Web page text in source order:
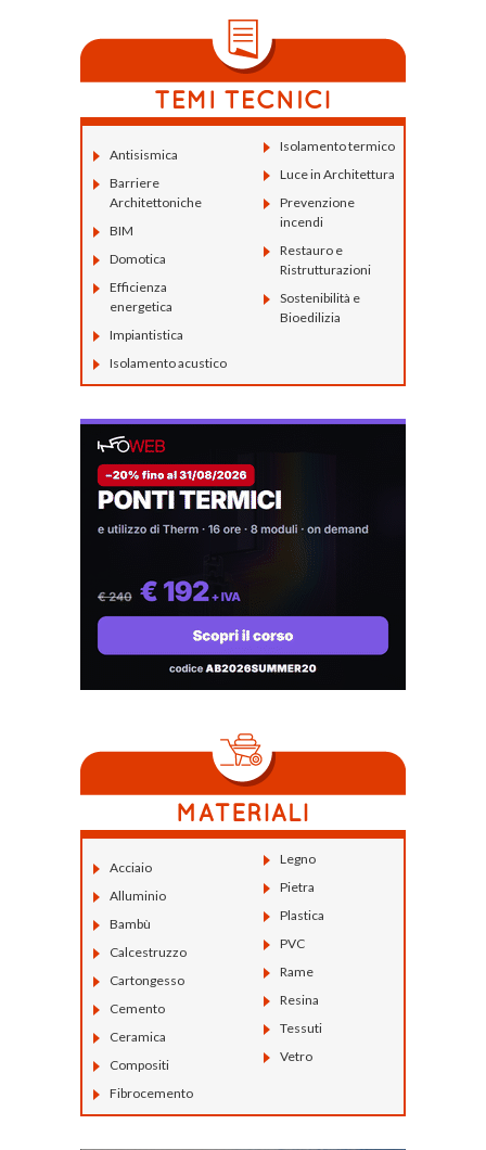
Antisismica
Barriere
Architettoniche
BIM
Domotica
Efficienza
energetica
Impiantistica
Isolamento acustico
Isolamento termico
Luce in Architettura
Prevenzione
incendi
Restauro e
Ristrutturazioni
Sostenibilità e
Bioedilizia
Acciaio
Alluminio
Bambù
Calcestruzzo
Cartongesso
Cemento
Ceramica
Compositi
Fibrocemento
Legno
Pietra
Plastica
PVC
Rame
Resina
Tessuti
Vetro